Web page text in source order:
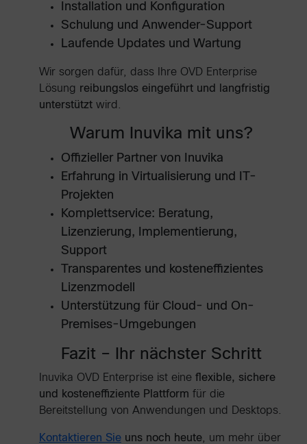
Installation und Konfiguration
Schulung und Anwender-Support
Laufende Updates und Wartung
Wir sorgen dafür, dass Ihre OVD Enterprise
Lösung reibungslos eingeführt und langfristig
unterstütztwird.
Warum Inuvika mit uns?
Offizieller Partner von Inuvika
Erfahrung in Virtualisierung und IT-
Projekten
Komplettservice: Beratung,
Lizenzierung, Implementierung,
Support
Transparentes und kosteneffizientes
Lizenzmodell
Unterstützung für Cloud- und On-
Premises-Umgebungen
Fazit – Ihr nächster Schritt
Inuvika OVD Enterprise ist eine flexible, sichere
und kosteneffiziente Plattform für die
Bereitstellung von Anwendungen und Desktops.
Kontaktieren Sieuns noch heute, um mehr über